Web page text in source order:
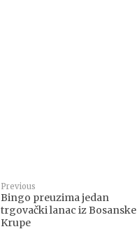
Previous
Bingo preuzima jedan
trgovački lanac iz Bosanske
Krupe